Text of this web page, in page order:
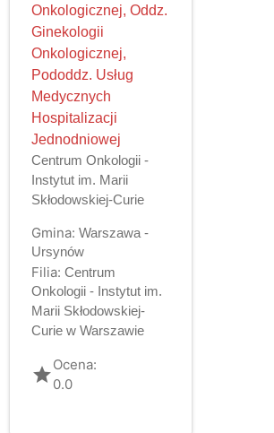
Onkologicznej, Oddz.
Ginekologii
Onkologicznej,
Pododdz. Usług
Medycznych
Hospitalizacji
Jednodniowej
Centrum Onkologii -
Instytut im. Marii
Skłodowskiej-Curie
Gmina: Warszawa -
Ursynów
Filia: Centrum
Onkologii - Instytut im.
Marii Skłodowskiej-
Curie w Warszawie
gradeOcena:
0.0